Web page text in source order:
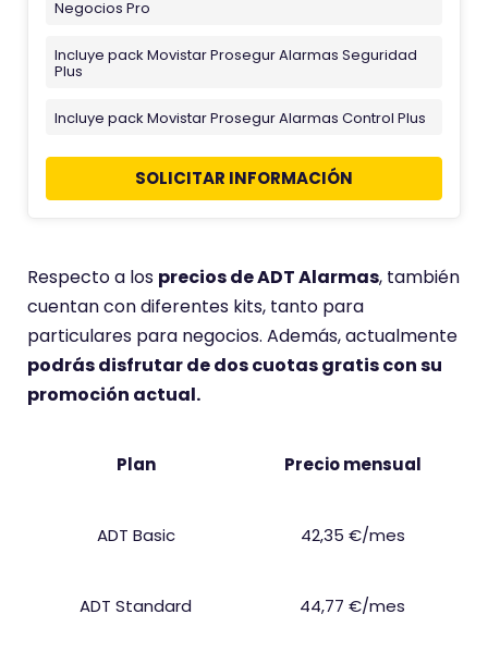
Negocios Pro
Incluye pack Movistar Prosegur Alarmas Seguridad
Plus
Incluye pack Movistar Prosegur Alarmas Control Plus
SOLICITAR INFORMACIÓN
Respecto a los precios de ADT Alarmas, también
cuentan con diferentes kits, tanto para
particulares para negocios. Además, actualmente
podrás disfrutar de dos cuotas gratis con su
promoción actual.
Plan Precio mensual
ADT Basic 42,35 €/mes
ADT Standard 44,77 €/mes